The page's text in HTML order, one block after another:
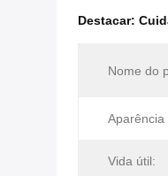
Destacar:
Nome do
Aparência
Vida útil: